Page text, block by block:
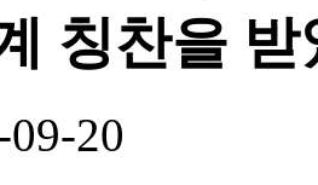
칭찬을 받
09-20